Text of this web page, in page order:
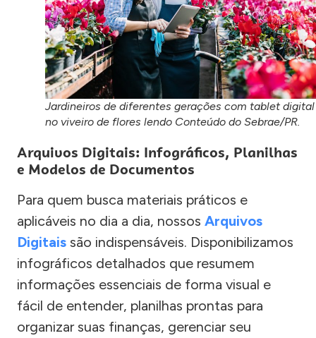
Jardineiros de diferentes gerações com tablet digital
no viveiro de flores lendo Conteúdo do Sebrae/PR.
Arquivos Digitais: Infográficos, Planilhas
e Modelos de Documentos
Para quem busca materiais práticos e
aplicáveis no dia a dia, nossos Arquivos
Digitais são indispensáveis. Disponibilizamos
infográficos detalhados que resumem
informações essenciais de forma visual e
fácil de entender, planilhas prontas para
organizar suas finanças, gerenciar seu